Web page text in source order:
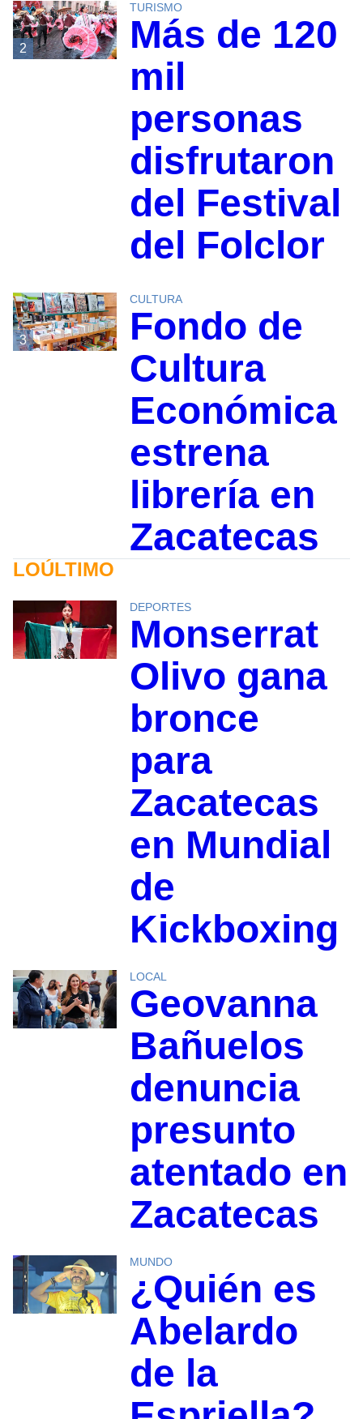
2
TURISMO
Más de 120
mil
personas
disfrutaron
del Festival
del Folclor
3
CULTURA
Fondo de
Cultura
Económica
estrena
librería en
Zacatecas
LOÚLTIMO
DEPORTES
Monserrat
Olivo gana
bronce
para
Zacatecas
en Mundial
de
Kickboxing
LOCAL
Geovanna
Bañuelos
denuncia
presunto
atentado en
Zacatecas
MUNDO
¿Quién es
Abelardo
de la